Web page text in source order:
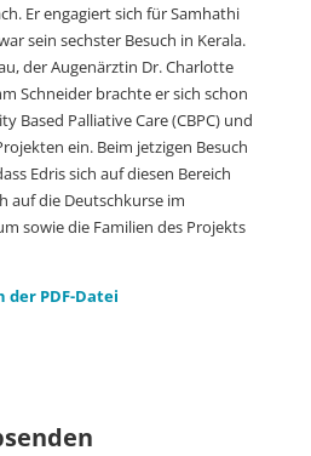
Er engagiert sich für Samhathi
sein sechster Besuch in Kerala.
der Augenärztin Dr. Charlotte
Schneider brachte er sich schon
Based Palliative Care (CBPC) und
ein. Beim jetzigen Besuch
Edris sich auf diesen Bereich
auf die Deutschkurse im
sowie die Familien des Projekts
PDF-Datei